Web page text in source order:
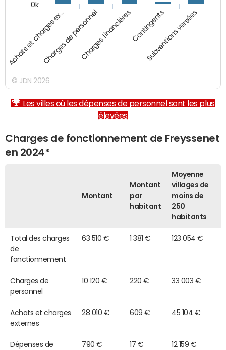
Achats et charges ex…Charges de personnelCharges financièresContingents
Subventions versées
0k
© JDN 2026
Les villes où les dépenses de personnel sont les plus
élevées
Charges de fonctionnement de Freyssenet
en 2024*
Montant
Montant
par
habitant
Moyenne
villages de
moins de
250
habitants
Total des charges
de
fonctionnement
63 510 € 1 381 € 123 054 €
Charges de
personnel
10 120 € 220 € 33 003 €
Achats et charges
externes
28 010 € 609 € 45 104 €
Dépenses de 790 € 17 € 12 159 €